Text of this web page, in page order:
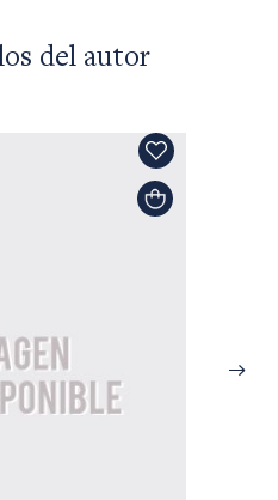
del autor